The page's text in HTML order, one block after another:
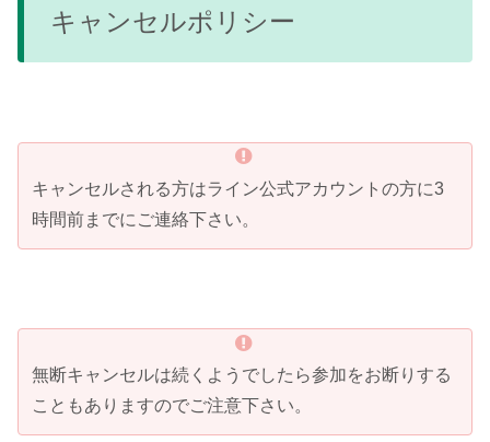
キャンセルポリシー
キャンセルされる方はライン公式アカウントの方に3
時間前までにご連絡下さい。
無断キャンセルは続くようでしたら参加をお断りする
こともありますのでご注意下さい。